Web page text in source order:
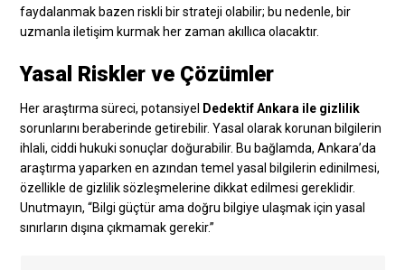
faydalanmak bazen riskli bir strateji olabilir; bu nedenle, bir
uzmanla iletişim kurmak her zaman akıllıca olacaktır.
Yasal Riskler ve Çözümler
Her araştırma süreci, potansiyel
Dedektif Ankara ile gizlilik
sorunlarını beraberinde getirebilir. Yasal olarak korunan bilgilerin
ihlali, ciddi hukuki sonuçlar doğurabilir. Bu bağlamda, Ankara’da
araştırma yaparken en azından temel yasal bilgilerin edinilmesi,
özellikle de gizlilik sözleşmelerine dikkat edilmesi gereklidir.
Unutmayın, “Bilgi güçtür ama doğru bilgiye ulaşmak için yasal
sınırların dışına çıkmamak gerekir.”